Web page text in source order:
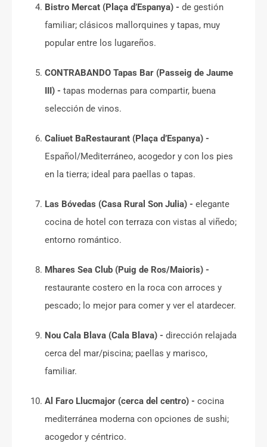
Bistro Mercat (Plaça d’Espanya) - de gestión
familiar; clásicos mallorquines y tapas, muy
popular entre los lugareños.
CONTRABANDO Tapas Bar (Passeig de Jaume
III) - tapas modernas para compartir, buena
selección de vinos.
Caliuet BaRestaurant (Plaça d’Espanya) -
Español/Mediterráneo, acogedor y con los pies
en la tierra; ideal para paellas o tapas.
Las Bóvedas (Casa Rural Son Julia) - elegante
cocina de hotel con terraza con vistas al viñedo;
entorno romántico.
Mhares Sea Club (Puig de Ros/Maioris) -
restaurante costero en la roca con arroces y
pescado; lo mejor para comer y ver el atardecer.
Nou Cala Blava (Cala Blava) - dirección relajada
cerca del mar/piscina; paellas y marisco,
familiar.
Al Faro Llucmajor (cerca del centro) - cocina
mediterránea moderna con opciones de sushi;
acogedor y céntrico.